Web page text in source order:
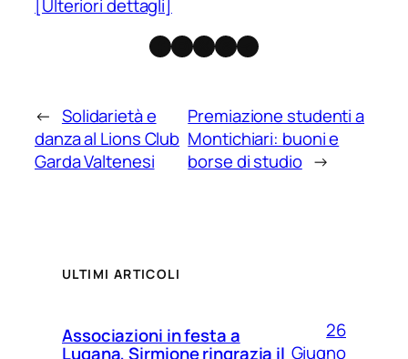
[Ulteriori dettagli]
Facebook
Instagram
X Threads
Telegram
← Solidarietà e
danza al Lions Club
Garda Valtenesi
Premiazione studenti a
Montichiari: buoni e
borse di studio →
ULTIMI ARTICOLI
Associazioni in festa a
Lugana, Sirmione ringrazia il
26
Giugno